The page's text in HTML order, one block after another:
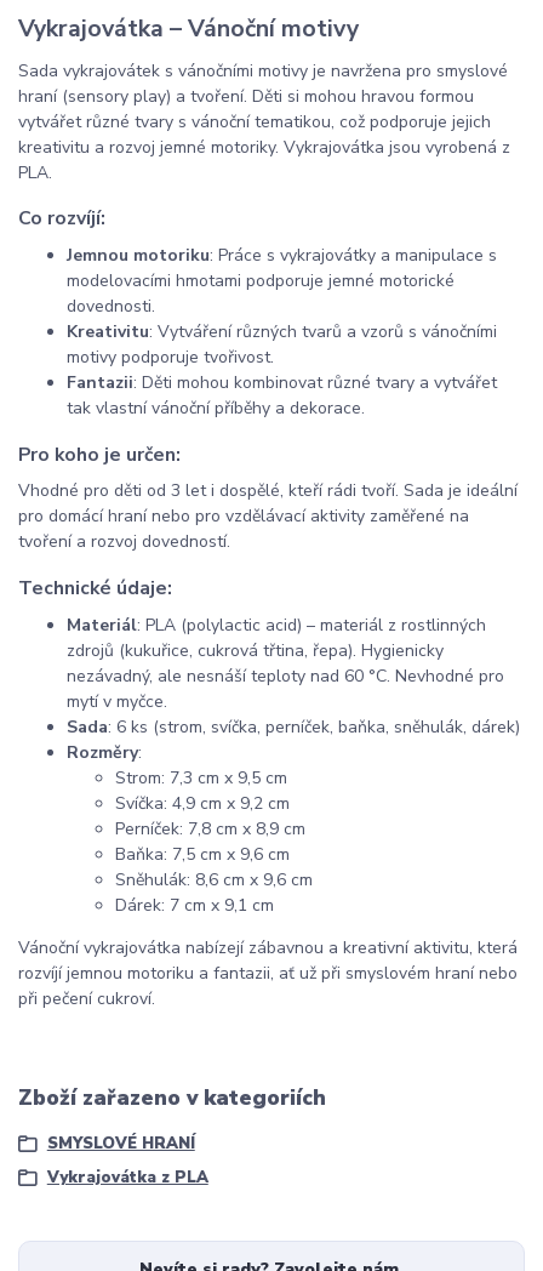
Vykrajovátka – Vánoční motivy
Sada vykrajovátek s vánočními motivy je navržena pro smyslové
hraní (sensory play) a tvoření. Děti si mohou hravou formou
vytvářet různé tvary s vánoční tematikou, což podporuje jejich
kreativitu a rozvoj jemné motoriky. Vykrajovátka jsou vyrobená z
PLA.
Co rozvíjí:
Jemnou motoriku: Práce s vykrajovátky a manipulace s
modelovacími hmotami podporuje jemné motorické
dovednosti.
Kreativitu: Vytváření různých tvarů a vzorů s vánočními
motivy podporuje tvořivost.
Fantazii: Děti mohou kombinovat různé tvary a vytvářet
tak vlastní vánoční příběhy a dekorace.
Pro koho je určen:
Vhodné pro děti od 3 let i dospělé, kteří rádi tvoří. Sada je ideální
pro domácí hraní nebo pro vzdělávací aktivity zaměřené na
tvoření a rozvoj dovedností.
Technické údaje:
Materiál: PLA (polylactic acid) – materiál z rostlinných
zdrojů (kukuřice, cukrová třtina, řepa). Hygienicky
nezávadný, ale nesnáší teploty nad 60 °C. Nevhodné pro
mytí v myčce.
Sada: 6 ks (strom, svíčka, perníček, baňka, sněhulák, dárek)
Rozměry:
Strom: 7,3 cm x 9,5 cm
Svíčka: 4,9 cm x 9,2 cm
Perníček: 7,8 cm x 8,9 cm
Baňka: 7,5 cm x 9,6 cm
Sněhulák: 8,6 cm x 9,6 cm
Dárek: 7 cm x 9,1 cm
Vánoční vykrajovátka nabízejí zábavnou a kreativní aktivitu, která
rozvíjí jemnou motoriku a fantazii, ať už při smyslovém hraní nebo
při pečení cukroví.
Zboží zařazeno v kategoriích
SMYSLOVÉ HRANÍ
Vykrajovátka z PLA